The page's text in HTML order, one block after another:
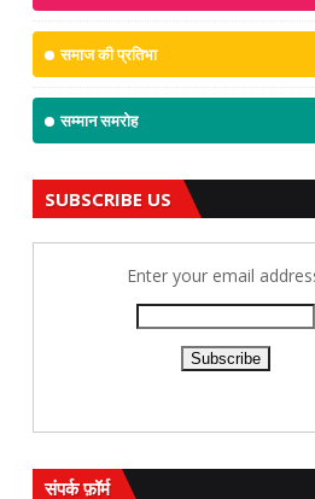
समाज की प्रतिभा
सम्मान समरोह
SUBSCRIBE US
Enter your email
संपर्क फ़ॉर्म